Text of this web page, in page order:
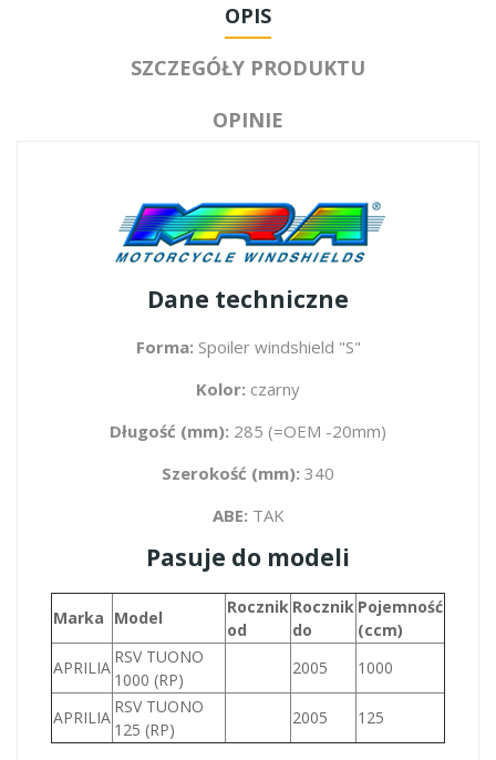
OPIS
SZCZEGÓŁY PRODUKTU
OPINIE
Dane techniczne
Forma: Spoiler windshield "S"
Kolor: czarny
Długość (mm): 285 (=OEM -20mm)
Szerokość (mm): 340
ABE: TAK
Pasuje do modeli
Marka Model
Rocznik
od
Rocznik
do
Pojemność
(ccm)
APRILIA
RSV TUONO
1000 (RP)
2005 1000
APRILIA
RSV TUONO
125 (RP)
2005 125